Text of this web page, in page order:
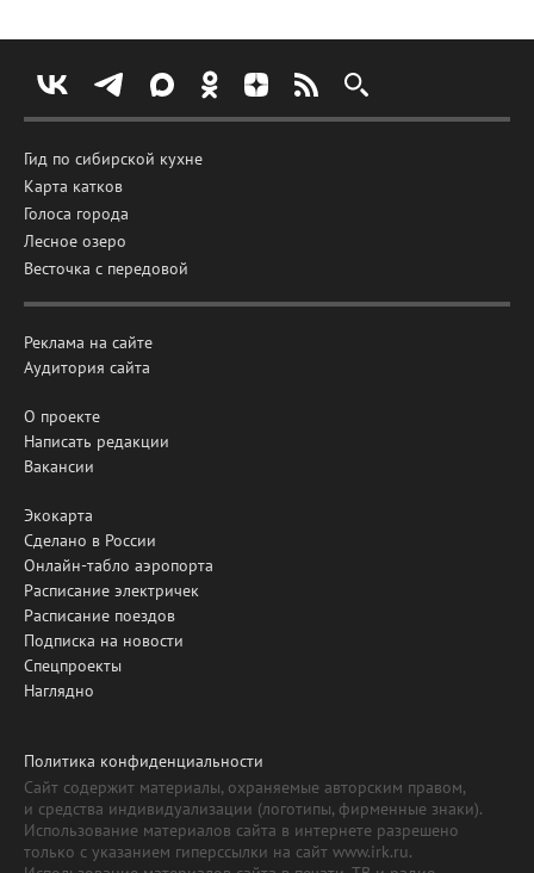
Гид по сибирской кухне
Карта катков
Голоса города
Лесное озеро
Весточка с передовой
Реклама на сайте
Аудитория сайта
О проекте
Написать редакции
Вакансии
Экокарта
Сделано в России
Онлайн-табло аэропорта
Расписание электричек
Расписание поездов
Подписка на новости
Спецпроекты
Наглядно
Политика конфиденциальности
Сайт содержит материалы, охраняемые авторским правом,
и средства индивидуализации (логотипы, фирменные знаки).
Использование материалов сайта в интернете разрешено
только с указанием гиперссылки на сайт www.irk.ru.